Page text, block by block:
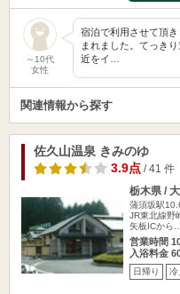
～10代
女性
宿泊で利用させて頂
まれました。てっき
近をイ…
関連情報から探す
佐久山温泉 きみのゆ
3.9点/ 41 件
栃木県 /
蒲須坂駅
JR東北線野
矢板ICから…
営業時間
入浴料金
日帰り 冷